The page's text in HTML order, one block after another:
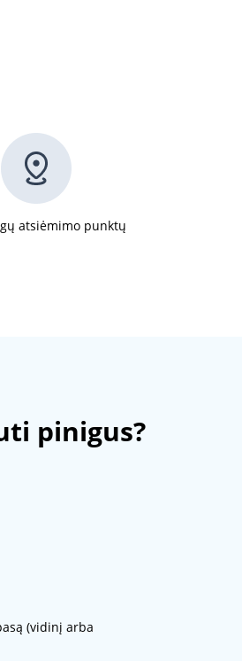
atsiėmimo punktų
pinigus?
(vidinį arba